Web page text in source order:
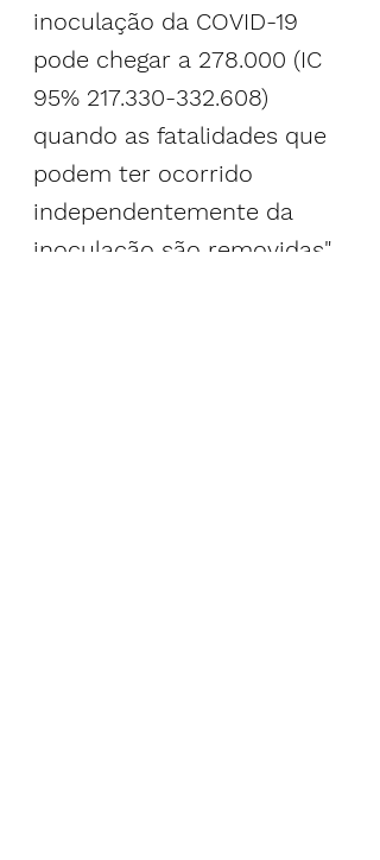
inoculação da COVID-19
pode chegar a 278.000 (IC
95% 217.330-332.608)
quando as fatalidades que
podem ter ocorrido
independentemente da
inoculação são removidas".